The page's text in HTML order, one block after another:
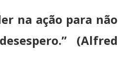
na ação para não
(Alfred